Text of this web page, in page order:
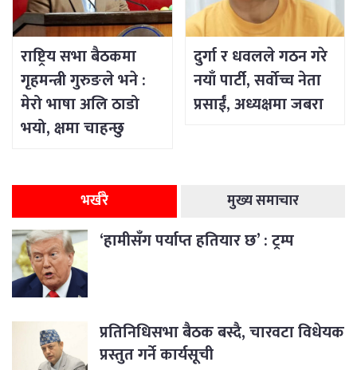
राष्ट्रिय सभा बैठकमा
गृहमन्त्री गुरुङले भने :
मेरो भाषा अलि ठाडो
भयो, क्षमा चाहन्छु
दुर्गा र धवलले गठन गरे
नयाँ पार्टी, सर्वोच्च नेता
प्रसाईं, अध्यक्षमा जबरा
भर्खरै मुख्य समाचार
‘हामीसँग पर्याप्त हतियार छ’ : ट्रम्प
प्रतिनिधिसभा बैठक बस्दै, चारवटा विधेयक
प्रस्तुत गर्ने कार्यसूची